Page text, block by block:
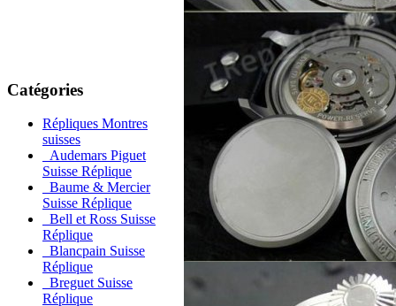
Catégories
Répliques Montres
suisses
Audemars Piguet
Suisse Réplique
Baume & Mercier
Suisse Réplique
Bell et Ross Suisse
Réplique
Blancpain Suisse
Réplique
Breguet Suisse
Réplique